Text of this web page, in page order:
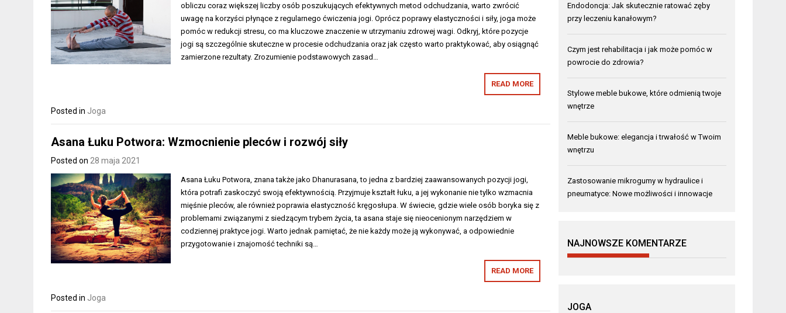
obliczu coraz większej liczby osób poszukujących efektywnych metod odchudzania, warto zwrócić
uwagę na korzyści płynące z regularnego ćwiczenia jogi. Oprócz poprawy elastyczności i siły, joga może
pomóc w redukcji stresu, co ma kluczowe znaczenie w utrzymaniu zdrowej wagi. Odkryj, które pozycje
jogi są szczególnie skuteczne w procesie odchudzania oraz jak często warto praktykować, aby osiągnąć
zamierzone rezultaty. Zrozumienie podstawowych zasad…
READ MORE
Posted in Joga
Asana Łuku Potwora: Wzmocnienie pleców i rozwój siły
Posted on 28 maja 2021
Asana Łuku Potwora, znana także jako Dhanurasana, to jedna z bardziej zaawansowanych pozycji jogi,
która potrafi zaskoczyć swoją efektywnością. Przyjmuje kształt łuku, a jej wykonanie nie tylko wzmacnia
mięśnie pleców, ale również poprawia elastyczność kręgosłupa. W świecie, gdzie wiele osób boryka się z
problemami związanymi z siedzącym trybem życia, ta asana staje się nieocenionym narzędziem w
codziennej praktyce jogi. Warto jednak pamiętać, że nie każdy może ją wykonywać, a odpowiednie
przygotowanie i znajomość techniki są…
READ MORE
Posted in Joga
Endodoncja: Jak skutecznie ratować zęby
przy leczeniu kanałowym?
Czym jest rehabilitacja i jak może pomóc w
powrocie do zdrowia?
Stylowe meble bukowe, które odmienią twoje
wnętrze
Meble bukowe: elegancja i trwałość w Twoim
wnętrzu
Zastosowanie mikrogumy w hydraulice i
pneumatyce: Nowe możliwości i innowacje
NAJNOWSZE KOMENTARZE
JOGA